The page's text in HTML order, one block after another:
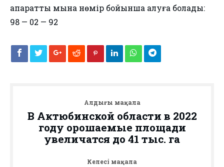
ақпаратты мына нөмір бойынша алуға болады:
98 — 02 — 92
Алдыңғы мақала
В Актюбинской области в 2022
году орошаемые площади
увеличатся до 41 тыс. га
Келесі мақала